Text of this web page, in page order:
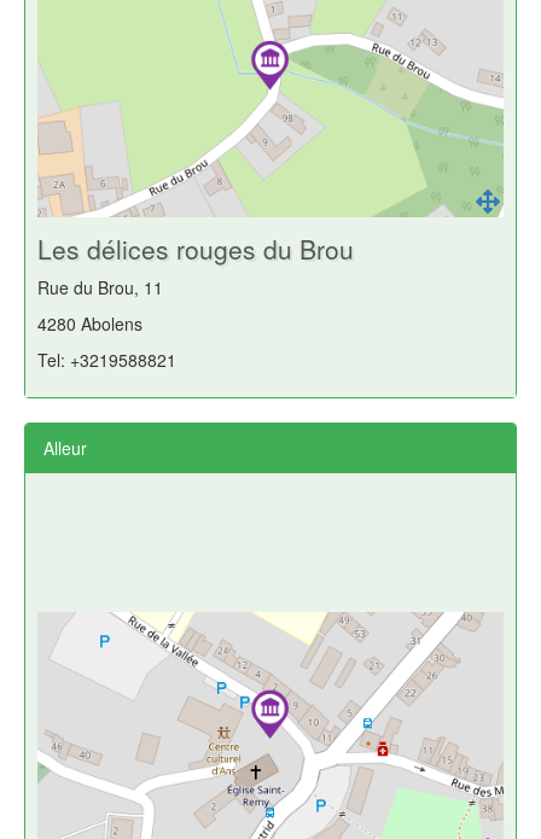
Les délices rouges du Brou
Rue du Brou, 11
4280 Abolens
Tel: +3219588821
Alleur